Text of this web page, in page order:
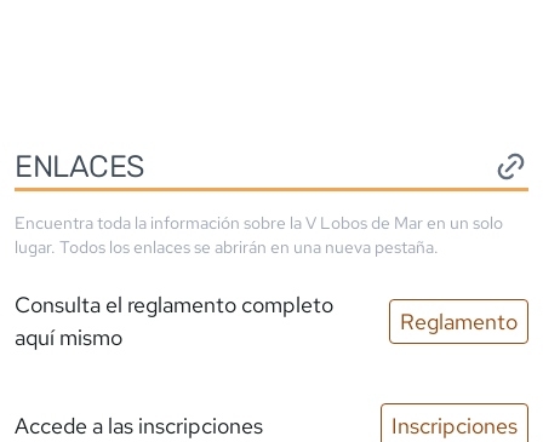
ENLACES
Encuentra toda la información sobre laV Lobos de Mar en un solo
lugar. Todos los enlaces se abrirán en una nueva pestaña.
Consulta el reglamento completo
aquí mismo
Reglamento
Accede a las inscripciones Inscripciones